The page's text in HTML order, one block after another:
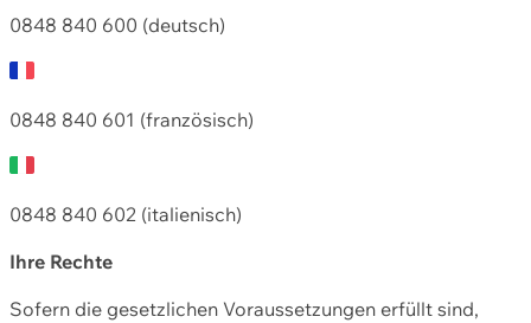
0848 840 600 (deutsch)
0848 840 601 (französisch)
0848 840 602 (italienisch)
Ihre Rechte
Sofern die gesetzlichen Voraussetzungen erfüllt sind,